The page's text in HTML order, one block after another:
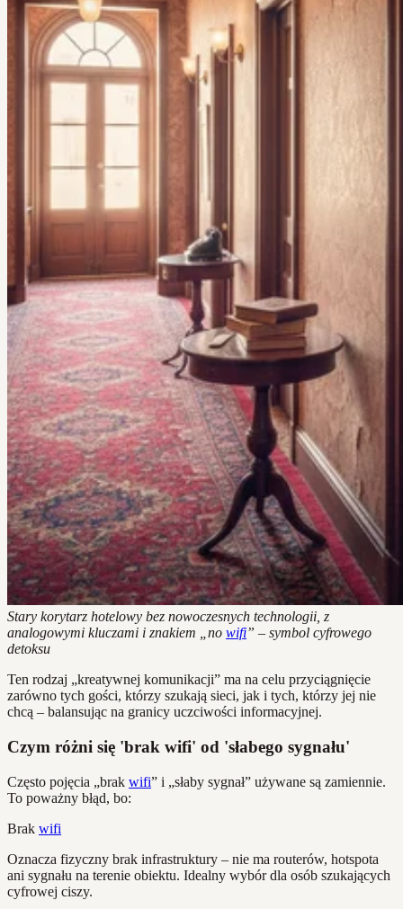
Stary korytarz hotelowy bez nowoczesnych technologii, z
analogowymi kluczami i znakiem „no wifi” – symbol cyfrowego
detoksu
Ten rodzaj „kreatywnej komunikacji” ma na celu przyciągnięcie
zarówno tych gości, którzy szukają sieci, jak i tych, którzy jej nie
chcą – balansując na granicy uczciwości informacyjnej.
Czym różni się 'brak wifi' od 'słabego sygnału'
Często pojęcia „brak wifi” i „słaby sygnał” używane są zamiennie.
To poważny błąd, bo:
Brak wifi
Oznacza fizyczny brak infrastruktury – nie ma routerów, hotspota
ani sygnału na terenie obiektu. Idealny wybór dla osób szukających
cyfrowej ciszy.